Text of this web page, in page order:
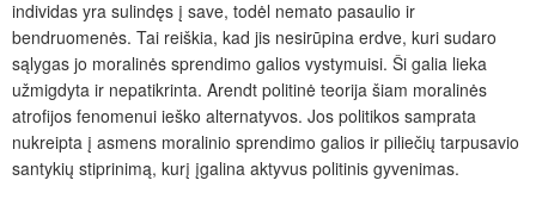
individas yra sulindęs į save, todėl nemato pasaulio ir
bendruomenės. Tai reiškia, kad jis nesirūpina erdve, kuri sudaro
sąlygas jo moralinės sprendimo galios vystymuisi. Ši galia lieka
užmigdyta ir nepatikrinta. Arendt politinė teorija šiam moralinės
atrofijos fenomenui ieško alternatyvos. Jos politikos samprata
nukreipta į asmens moralinio sprendimo galios ir piliečių tarpusavio
santykių stiprinimą, kurį įgalina aktyvus politinis gyvenimas.